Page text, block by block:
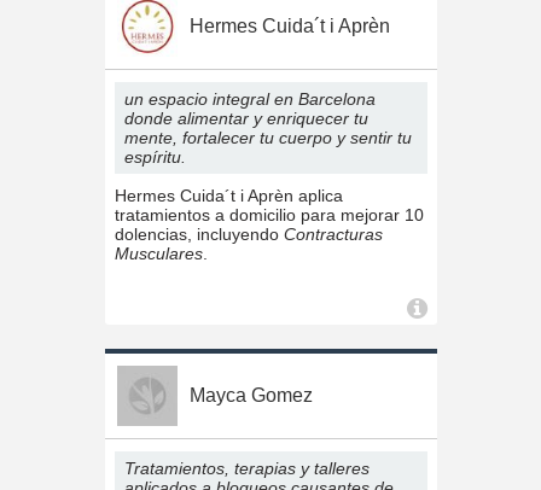
Hermes Cuida´t i Aprèn
un espacio integral en Barcelona
donde alimentar y enriquecer tu
mente, fortalecer tu cuerpo y sentir tu
espíritu.
Hermes Cuida´t i Aprèn aplica
tratamientos a domicilio para mejorar 10
dolencias, incluyendo Contracturas
Musculares.
Mayca Gomez
Tratamientos, terapias y talleres